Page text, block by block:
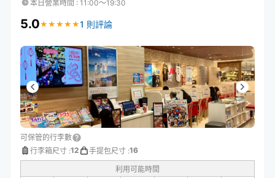
本日營業時間 : 11:00〜19:30
5.0★ ★ ★ ★ ★
★ ★ ★ ★ ★1 則評論
可保管的行李數
行李箱尺寸 :12 手提包尺寸 :16
利用可能時間